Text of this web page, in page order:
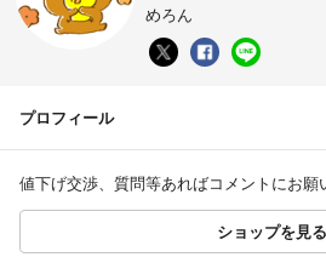
めろん
プロフィール
値下げ交渉、質問等あればコメントにお願
ショップを見る